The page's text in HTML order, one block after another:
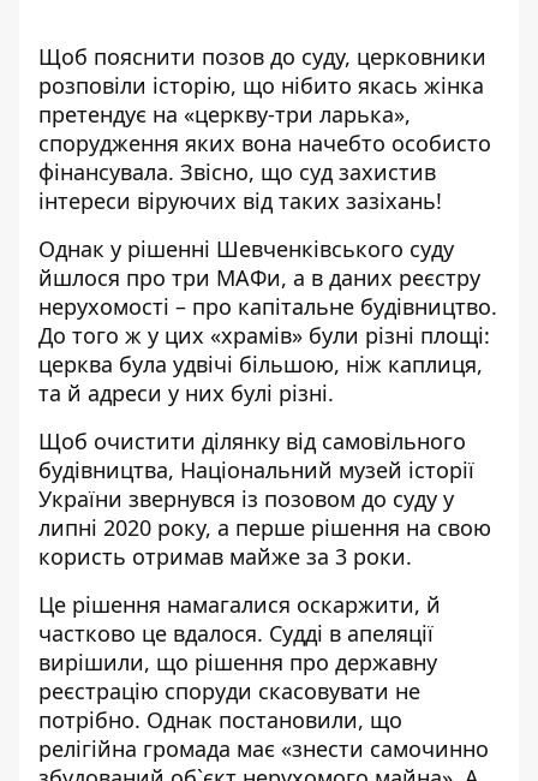
Щоб пояснити позов до суду, церковники
розповіли історію, що нібито якась жінка
претендує на «церкву-три ларька»,
спорудження яких вона начебто особисто
фінансувала. Звісно, що суд захистив
інтереси віруючих від таких зазіхань!
Однак у рішенні Шевченківського суду
йшлося про три МАФи, а в даних реєстру
нерухомості – про капітальне будівництво.
До того ж у цих «храмів» були різні площі:
церква була удвічі більшою, ніж каплиця,
та й адреси у них булі різні.
Щоб очистити ділянку від самовільного
будівництва, Національний музей історії
України звернувся із позовом до суду у
липні 2020 року, а перше рішення на свою
користь отримав майже за 3 роки.
Це рішення намагалися оскаржити, й
частково це вдалося. Судді в апеляції
вирішили, що рішення про державну
реєстрацію споруди скасовувати не
потрібно. Однак постановили, що
релігійна громада має «знести самочинно